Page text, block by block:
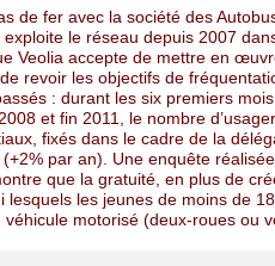
de fer avec la société des
le réseau depuis 2007
Veolia accepte de mettre en
revoir les objectifs de
: durant les six premiers
et fin 2011, le nombre
fixés dans le cadre de la
par an). Une enquête
que la gratuité, en plus de
les jeunes de moins de
motorisé (deux-roues ou